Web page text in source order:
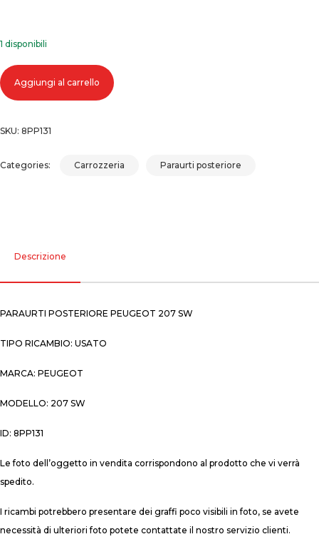
1 disponibili
Paraurti posteriore peugeot 207 sw quantità
Aggiungi al carrello
SKU: 8PP131
Categories: Carrozzeria Paraurti posteriore
Descrizione
PARAURTI POSTERIORE PEUGEOT 207 SW
TIPO RICAMBIO: USATO
MARCA: PEUGEOT
MODELLO: 207 SW
ID: 8PP131
Le foto dell’oggetto in vendita corrispondono al prodotto che vi verrà
spedito.
I ricambi potrebbero presentare dei graffi poco visibili in foto, se avete
necessità di ulteriori foto potete contattate il nostro servizio clienti.